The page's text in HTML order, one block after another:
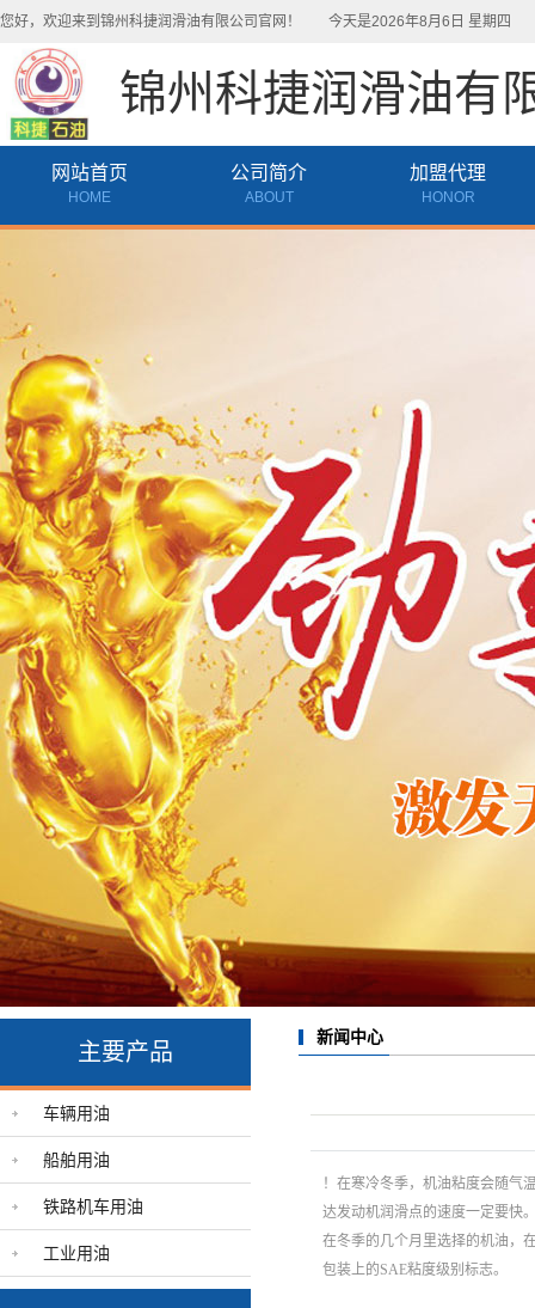
您好，欢迎来到锦州科捷润滑油有限公司官网！ 今天是2026年8月6日 星期四
锦州科捷润滑油有
网站首页
HOME
公司简介
ABOUT
加盟代理
HONOR
主要产品
车辆用油
船舶用油
铁路机车用油
工业用油
新闻中心
！在寒冷冬季，机油粘度会随气
达发动机润滑点的速度一定要快
在冬季的几个月里选择的机油，
包装上的SAE粘度级别标志。